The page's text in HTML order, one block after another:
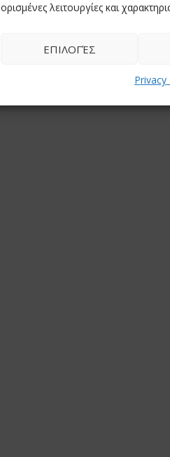
ορισμένες λειτουργίες και
ΕΠΙΛΟΓΈΣ
Privacy